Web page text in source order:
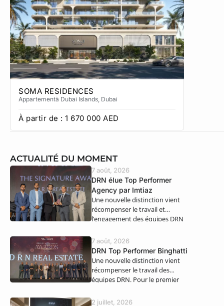
SOMA RESIDENCES
Appartementà Dubai Islands , Dubai
À partir de : 1 670 000 AED
ACTUALITÉ DU MOMENT
7 août, 2026
DRN élue Top Performer
Agency par Imtiaz
Une nouvelle distinction vient
récompenser le travail et
l’engagement des équipes DRN
7 août, 2026
DRN Top Performer Binghatti
Une nouvelle distinction vient
récompenser le travail des
équipes DRN. Pour le premier
2 juillet, 2026